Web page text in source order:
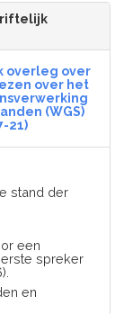
overleg over
over het
(WGS)
21)
stand der
een
spreker
en